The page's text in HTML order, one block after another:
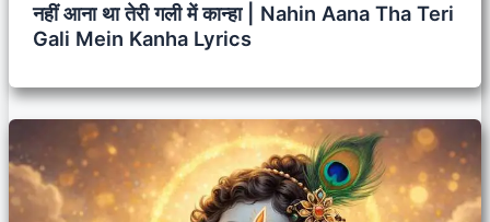
नहीं आना था तेरी गली में कान्हा | Nahin Aana Tha Teri
Gali Mein Kanha Lyrics